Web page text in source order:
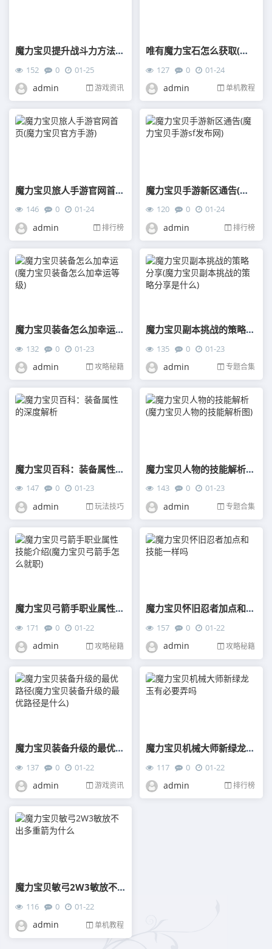
魔力宝贝提升战斗力方法大盘点(魔力宝贝1100快速)
152 0 01-25
admin 游戏资讯
唯有魔力宝石怎么获取(唯有魔力120任务攻略)
127 0 01-24
admin 单机教程
魔力宝贝旅人手游官网首页(魔力宝贝官方手游)
146 0 01-24
admin 排行榜
魔力宝贝手游新区通告(魔力宝贝手游sf发布网)
120 0 01-24
admin 排行榜
魔力宝贝装备怎么加幸运(魔力宝贝装备怎么加幸运等级)
132 0 01-23
admin 攻略秘籍
魔力宝贝副本挑战的策略分享(魔力宝贝副本挑战的策略分享是什么)
135 0 01-23
admin 专题合集
魔力宝贝百科：装备属性的深度解析
147 0 01-23
admin 玩法技巧
魔力宝贝人物的技能解析(魔力宝贝人物的技能解析图)
143 0 01-23
admin 专题合集
魔力宝贝弓箭手职业属性技能介绍(魔力宝贝弓箭手怎么就职)
171 0 01-22
admin 攻略秘籍
魔力宝贝怀旧忍者加点和技能一样吗
157 0 01-22
admin 攻略秘籍
魔力宝贝装备升级的最优路径(魔力宝贝装备升级的最优路径是什么)
137 0 01-22
admin 游戏资讯
魔力宝贝机械大师新绿龙玉有必要弄吗
117 0 01-22
admin 排行榜
魔力宝贝敏弓2W3敏放不出多重箭为什么
116 0 01-22
admin 单机教程